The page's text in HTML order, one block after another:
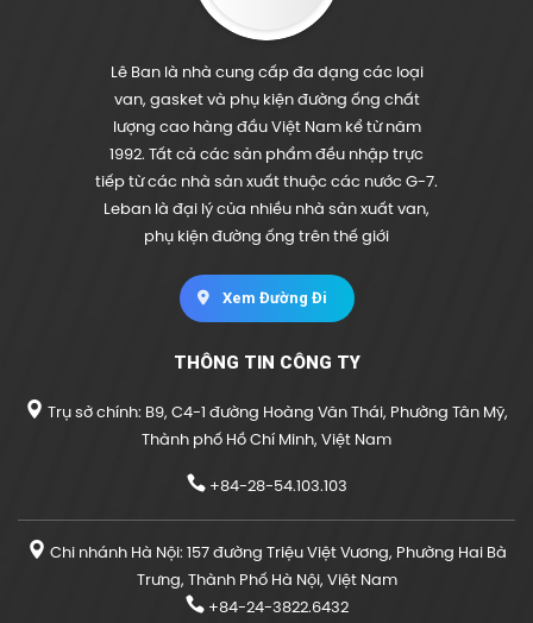
Lê Ban là nhà cung cấp đa dạng các loại
van, gasket và phụ kiện đường ống chất
lượng cao hàng đầu Việt Nam kể từ năm
1992. Tất cả các sản phẩm đều nhập trực
tiếp từ các nhà sản xuất thuộc các nước G-7.
Leban là đại lý của nhiều nhà sản xuất van,
phụ kiện đường ống trên thế giới
Xem Đường Đi
THÔNG TIN CÔNG TY
Trụ sở chính: B9, C4-1 đường Hoàng Văn Thái, Phường Tân Mỹ,
Thành phố Hồ Chí Minh, Việt Nam
+84-28-54.103.103
Chi nhánh Hà Nội: 157 đường Triệu Việt Vương, Phường Hai Bà
Trưng, Thành Phố Hà Nội, Việt Nam
+84-24-3822.6432